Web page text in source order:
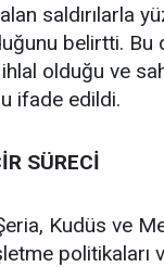
saldırılarla
belirtti. Bu
ihlal olduğu ve
ifade edildi.
SÜRECİ
Kudüs ve